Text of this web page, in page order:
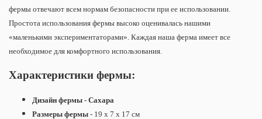
фермы отвечают всем нормам безопасности при ее использовании.
Простота использования фермы высоко оценивалась нашими
«маленькими экспериментаторами». Каждая наша ферма имеет все
необходимое для комфортного использования.
Характеристики фермы:
Дизайн фермы - Сахара
Размеры фермы - 19 х 7 х 17 см